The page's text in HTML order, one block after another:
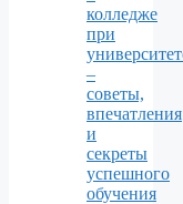
колледже
при
–
советы,
впечатления
и
секреты
успешного
обучения